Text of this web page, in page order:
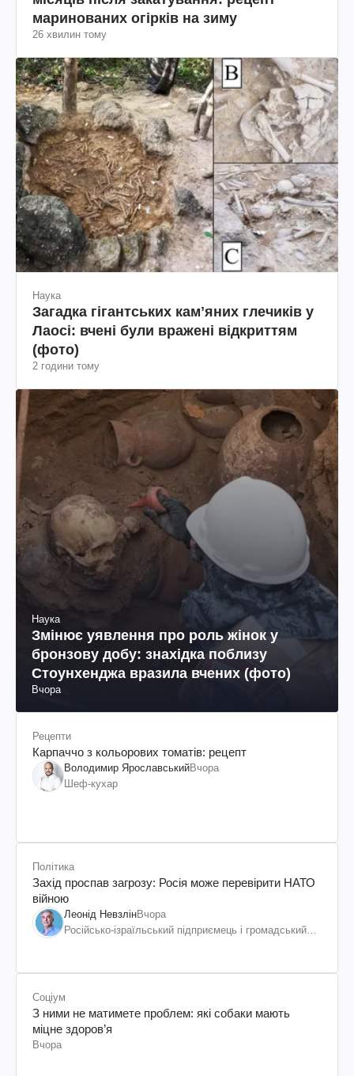
маринованих огірків на зиму
26 хвилин тому
Наука
Загадка гігантських камʼяних глечиків у
Лаосі: вчені були вражені відкриттям
(фото)
2 години тому
Наука
Змінює уявлення про роль жінок у
бронзову добу: знахідка поблизу
Стоунхенджа вразила вчених (фото)
Вчора
Рецепти
Карпаччо з кольорових томатів: рецепт
Володимир ЯрославськийВчора
Шеф-кухар
Політика
Захід проспав загрозу: Росія може перевірити НАТО
війною
Леонід НевзлінВчора
Російсько-ізраїльський підприємець і громадський
Соціум
З ними не матимете проблем: які собаки мають
міцне здоров’я
Вчора